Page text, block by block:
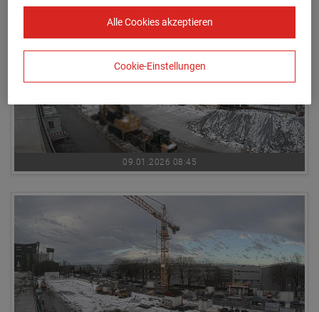
09.01.2026 08:45
Alle Cookies akzeptieren
Cookie-Einstellungen